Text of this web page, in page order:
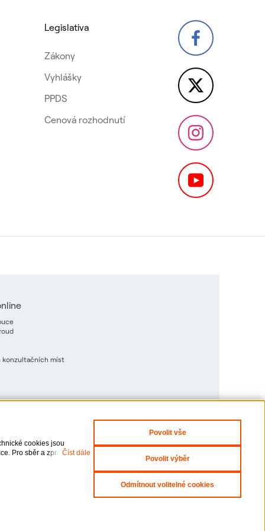
cookies jsou
Pro sběr a zpracování
Číst dále
Povolit vše
Povolit výběr
Odmítnout volitelné cookies
Legislativa
Zákony
Vyhlášky
PPDS
Cenová rozhodnutí
konzultačních míst
Prohlášení o přístupnosti